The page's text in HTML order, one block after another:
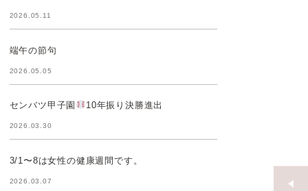
2026.05.11
端午の節句
2026.05.05
センバツ甲子園 10年振り決勝進出
2026.03.30
3/1〜8は女性の健康週間です。
2026.03.07